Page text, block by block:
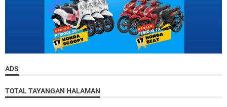
ADS
TOTAL TAYANGAN HALAMAN